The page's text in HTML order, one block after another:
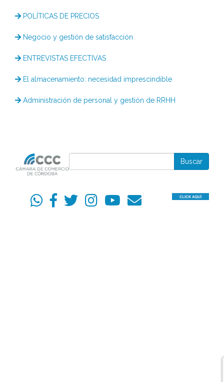
POLÍTICAS DE PRECIOS
Negocio y gestión de satisfacción
ENTREVISTAS EFECTIVAS
El almacenamiento: necesidad imprescindible
Administración de personal y gestión de RRHH